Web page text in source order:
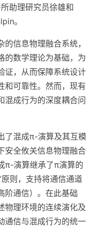
助理研究员徐雄和
。
信息物理融合系统，
的数学理论为基础，为
证，从而保障系统设计
和可靠性。然而，现有
混成行为的深度耦合问
了混成π-演算及其互模
安全攸关信息物理融合
π-演算继承了π演算的
则，支持将通信通道
阶通信）。在此基础
物理环境的连续演化及
通信与混成行为的统一